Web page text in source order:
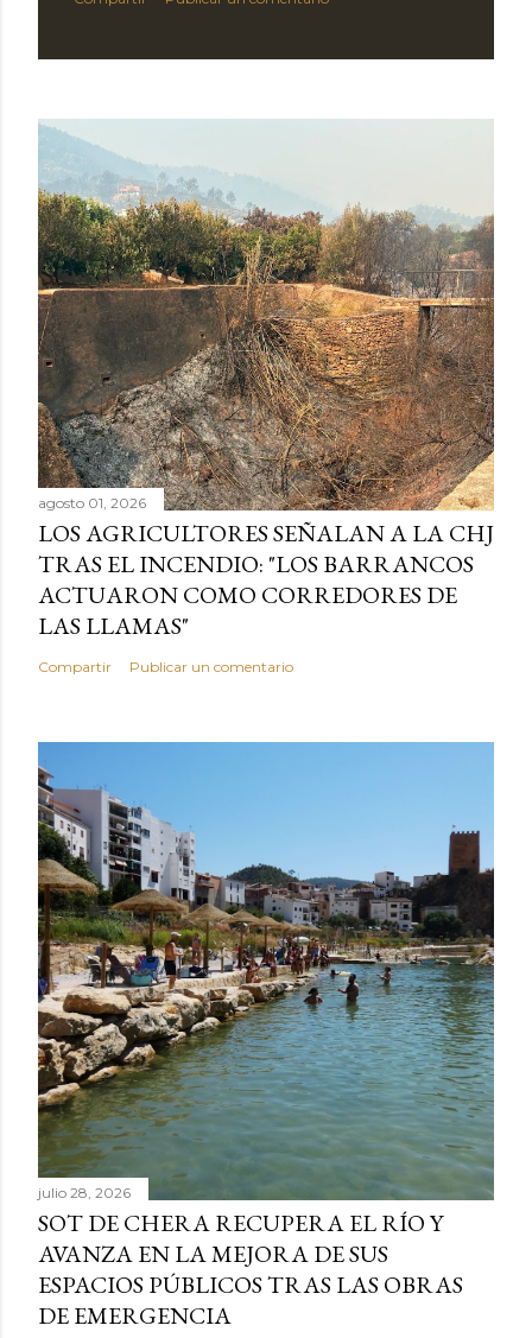
agosto 01, 2026
LOS AGRICULTORES SEÑALAN A LA CHJ
TRAS EL INCENDIO: "LOS BARRANCOS
ACTUARON COMO CORREDORES DE
LAS LLAMAS"
Compartir Publicar un comentario
julio 28, 2026
SOT DE CHERA RECUPERA EL RÍO Y
AVANZA EN LA MEJORA DE SUS
ESPACIOS PÚBLICOS TRAS LAS OBRAS
DE EMERGENCIA